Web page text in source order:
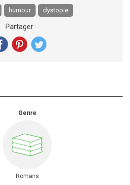
humour dystopie
Partager
Genre
Romans